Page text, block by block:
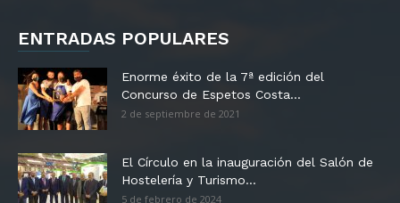
ENTRADAS POPULARES
Enorme éxito de la 7ª edición del
Concurso de Espetos Costa...
2 de septiembre de 2021
El Círculo en la inauguración del Salón de
Hostelería y Turismo...
5 de febrero de 2024